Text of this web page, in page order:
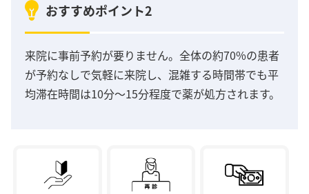
おすすめポイント2
来院に事前予約が要りません。全体の約70%の患者
が予約なしで気軽に来院し、混雑する時間帯でも平
均滞在時間は10分～15分程度で薬が処方されます。